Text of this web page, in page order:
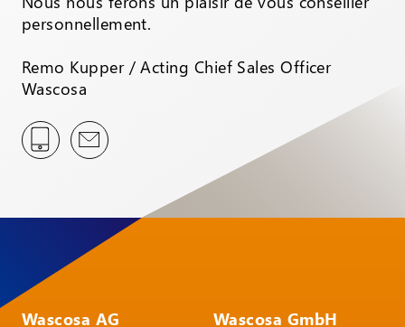
personnellement.
Remo Kupper / Acting Chief Sales Officer
Wascosa
Wascosa AG
Wascosa GmbH